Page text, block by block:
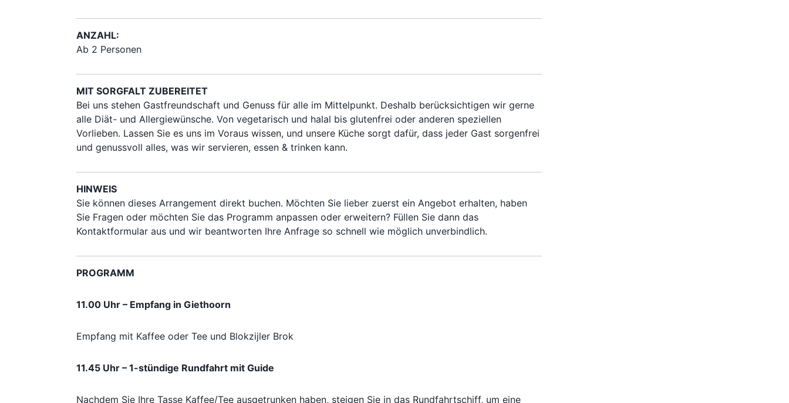
ANZAHL:
Ab 2 Personen
MIT SORGFALT ZUBEREITET
Bei uns stehen Gastfreundschaft und Genuss für alle im Mittelpunkt. Deshalb berücksichtigen wir gerne
alle Diät- und Allergiewünsche. Von vegetarisch und halal bis glutenfrei oder anderen speziellen
Vorlieben. Lassen Sie es uns im Voraus wissen, und unsere Küche sorgt dafür, dass jeder Gast sorgenfrei
und genussvoll alles, was wir servieren, essen & trinken kann.
HINWEIS
Sie können dieses Arrangement direkt buchen. Möchten Sie lieber zuerst ein Angebot erhalten, haben
Sie Fragen oder möchten Sie das Programm anpassen oder erweitern? Füllen Sie dann das
Kontaktformular aus und wir beantworten Ihre Anfrage so schnell wie möglich unverbindlich.
PROGRAMM
11.00 Uhr – Empfang in Giethoorn
Empfang mit Kaffee oder Tee und Blokzijler Brok
11.45 Uhr – 1-stündige Rundfahrt mit Guide
Nachdem Sie Ihre Tasse Kaffee/Tee ausgetrunken haben, steigen Sie in das Rundfahrtschiff, um eine